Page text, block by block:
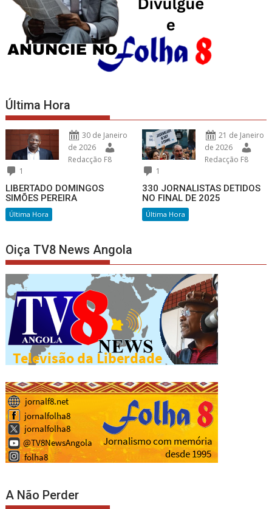
Última Hora
30 de Janeiro
de 2026
Redacção F8
1
LIBERTADO DOMINGOS
SIMÕES PEREIRA
Última Hora
21 de Janeiro
de 2026
Redacção F8
1
330 JORNALISTAS DETIDOS
NO FINAL DE 2025
Última Hora
Oiça TV8 News Angola
A Não Perder